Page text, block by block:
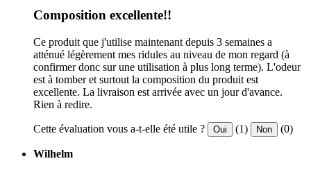
Composition excellente!!
Ce produit que j'utilise maintenant depuis 3 semaines a
atténué légèrement mes ridules au niveau de mon regard (à
confirmer donc sur une utilisation à plus long terme). L'odeur
est à tomber et surtout la composition du produit est
excellente. La livraison est arrivée avec un jour d'avance.
Rien à redire.
Cette évaluation vous a-t-elle été utile ? Oui (1) Non (0)
Wilhelm